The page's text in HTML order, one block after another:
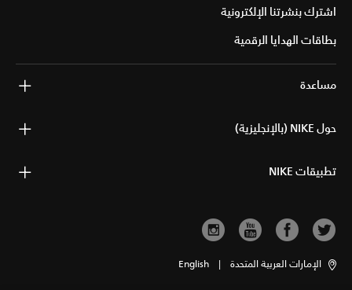
اشترك بنشرتنا الإلكترونية
بطاقات الهدايا الرقمية
مساعدة
حول NIKE (بالإنجليزية)
تطبيقات NIKE
الإمارات العربية المتحدة |
English